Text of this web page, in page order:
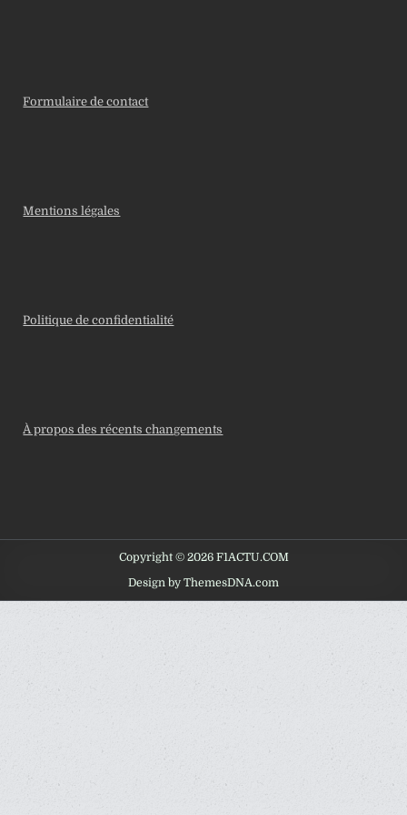
Formulaire de contact
Mentions légales
Politique de confidentialité
À propos des récents changements
Copyright © 2026 F1ACTU.COM
Design by ThemesDNA.com